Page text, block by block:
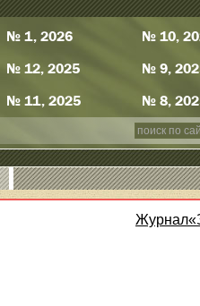
№ 1, 2026
№ 12, 2025
№ 11, 2025
№ 10,
№ 9,
№ 8,